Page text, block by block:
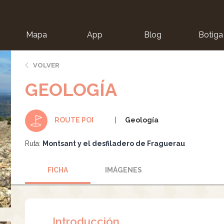
Mapa App Blog Botiga
VOLVER
GEOLOGÍA
ROUTE POI Geología
Ruta: Montsant y el desfiladero de Fraguerau
FICHA IMÁGENES